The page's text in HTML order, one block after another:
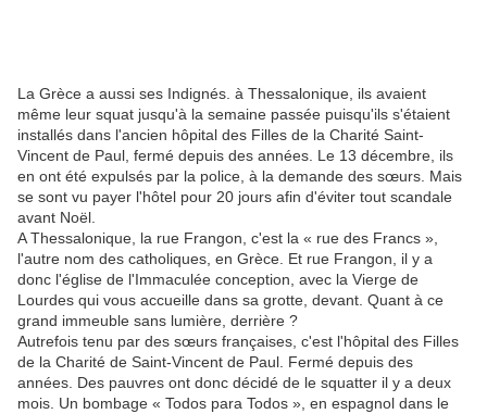
La Grèce a aussi ses Indignés. à Thessalonique, ils avaient
même leur squat jusqu'à la semaine passée puisqu'ils s'étaient
installés dans l'ancien hôpital des Filles de la Charité Saint-
Vincent de Paul, fermé depuis des années. Le 13 décembre, ils
en ont été expulsés par la police, à la demande des sœurs. Mais
se sont vu payer l'hôtel pour 20 jours afin d'éviter tout scandale
avant Noël.
A Thessalonique, la rue Frangon, c'est la « rue des Francs »,
l'autre nom des catholiques, en Grèce. Et rue Frangon, il y a
donc l'église de l'Immaculée conception, avec la Vierge de
Lourdes qui vous accueille dans sa grotte, devant. Quant à ce
grand immeuble sans lumière, derrière ?
Autrefois tenu par des sœurs françaises, c'est l'hôpital des Filles
de la Charité de Saint-Vincent de Paul. Fermé depuis des
années. Des pauvres ont donc décidé de le squatter il y a deux
mois. Un bombage « Todos para Todos », en espagnol dans le